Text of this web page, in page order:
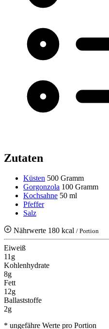
Zutaten
Küsten 500 Gramm
Gorgonzola 100 Gramm
Kochsahne 50 ml
Pfeffer
Salz
Nährwerte 180 kcal / Portion
Eiweiß
11g
Kohlenhydrate
8g
Fett
12g
Ballaststoffe
2g
* ungefähre Werte pro Portion